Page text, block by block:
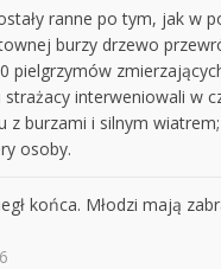
ranne po tym, jak w
burzy drzewo
pielgrzymów
strażacy interweniowali w
z burzami i silnym wiatrem;
osoby.
końca. Młodzi mają